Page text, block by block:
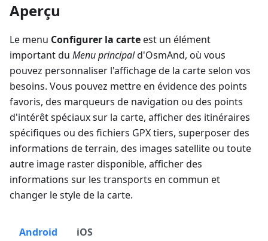
Aperçu
Le menu Configurer la carteest un élément
important du Menu principald'OsmAnd, où vous
pouvez personnaliser l'affichage de la carte selon vos
besoins. Vous pouvez mettre en évidence des points
favoris, des marqueurs de navigation ou des points
d'intérêt spéciaux sur la carte, afficher des itinéraires
spécifiques ou des fichiers GPX tiers, superposer des
informations de terrain, des images satellite ou toute
autre image raster disponible, afficher des
informations sur les transports en commun et
changer le style de la carte.
Android iOS